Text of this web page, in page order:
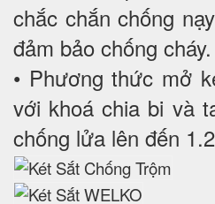
chắc chắn chống
đảm bảo chống cháy.
• Phương thức mở
với khoá chia bi và
chống lửa lên đến